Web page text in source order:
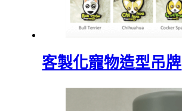
客製化寵物造型吊牌